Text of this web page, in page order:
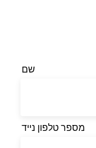
שם
מספר טלפון נייד